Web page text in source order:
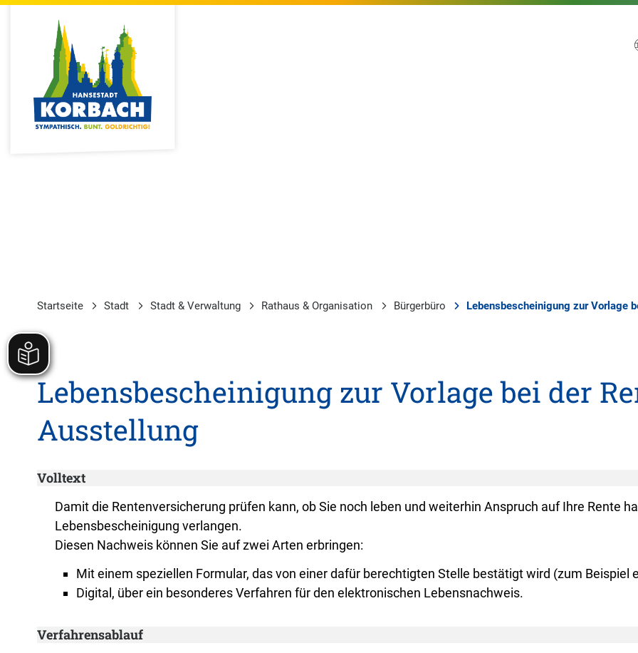
Startseite Stadt Stadt & Verwaltung Rathaus & Organisation Bürgerbüro Lebensbescheinigung zur Vorlage
Lebensbescheinigung zur Vorlage bei der
Ausstellung
Volltext
Damit die Rentenversicherung prüfen kann, ob Sie noch leben und weiterhin Anspruch auf Ihre Rente
Lebensbescheinigung verlangen.
Diesen Nachweis können Sie auf zwei Arten erbringen:
Mit einem speziellen Formular, das von einer dafür berechtigten Stelle bestätigt wird (zum Beispiel
Digital, über ein besonderes Verfahren für den elektronischen Lebensnachweis.
Verfahrensablauf